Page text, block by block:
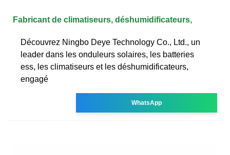
Fabricant de climatiseurs, déshumidificateurs,
Découvrez Ningbo Deye Technology Co., Ltd., un
leader dans les onduleurs solaires, les batteries
ess, les climatiseurs et les déshumidificateurs,
engagé
WhatsApp